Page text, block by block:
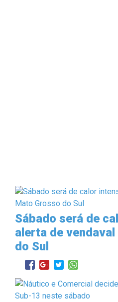
Sábado será de
alerta de
do Sul